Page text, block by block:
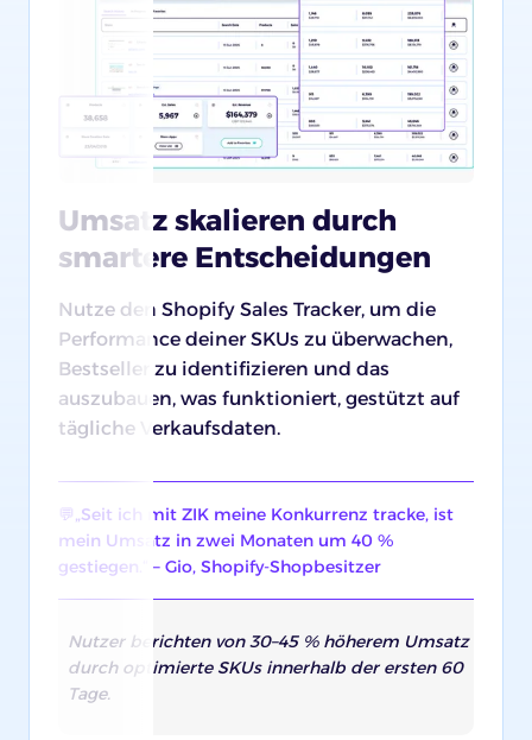
Umsatz skalieren durch
smartere Entscheidungen
Nutze den Shopify Sales Tracker, um die
Performance deiner SKUs zu überwachen,
Bestseller zu identifizieren und das
auszubauen, was funktioniert, gestützt auf
tägliche Verkaufsdaten.
💬„Seit ich mit ZIK meine Konkurrenz tracke, ist
mein Umsatz in zwei Monaten um 40 %
gestiegen.“ – Gio, Shopify-Shopbesitzer
Nutzer berichten von 30–45 % höherem Umsatz
durch optimierte SKUs innerhalb der ersten 60
Tage.